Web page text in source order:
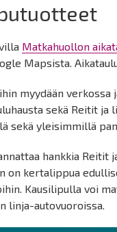
Matkahuollon
Mapsista.
myydään verkossa
sekä Reitit
sekä yleisimmillä
hankkia
on kertalippua
Kausilipulla voi
linja-autovuoroissa.